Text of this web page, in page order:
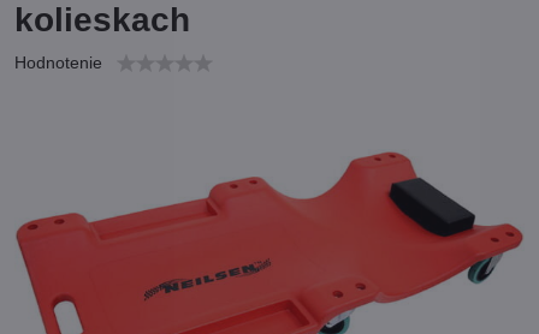
kolieskach
Hodnotenie